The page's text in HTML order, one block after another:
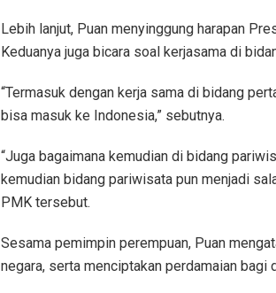
Lebih lanjut, Puan menyinggung harapan
Keduanya juga bicara soal kerjasama di
“Termasuk dengan kerja sama di bidang
bisa masuk ke Indonesia,” sebutnya.
“Juga bagaimana kemudian di bidang
kemudian bidang pariwisata pun menjadi
PMK tersebut.
Sesama pemimpin perempuan, Puan
negara, serta menciptakan perdamaian bagi